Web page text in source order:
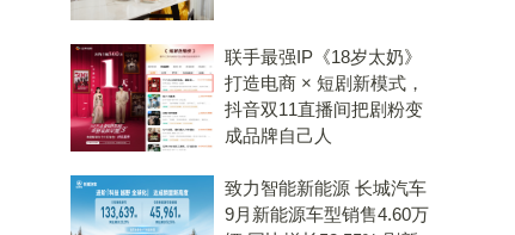
联手最强IP《18岁太奶》
打造电商 × 短剧新模式，
抖音双11直播间把剧粉变
成品牌自己人
致力智能新能源 长城汽车
9月新能源车型销售4.60万